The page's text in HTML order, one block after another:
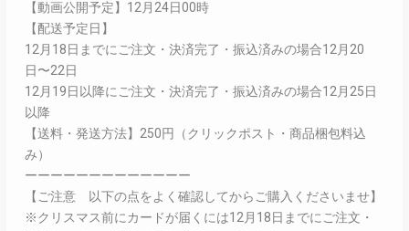
【動画公開予定】12月24日00時
【配送予定日】
12月18日までにご注文・決済完了・振込済みの場合12月20
日〜22日
12月19日以降にご注文・決済完了・振込済みの場合12月25日
以降
【送料・発送方法】250円（クリックポスト・商品梱包料込
み）
ーーーーーーーーーーーーー
【ご注意 以下の点をよく確認してからご購入くださいませ】
※クリスマス前にカードが届くには12月18日までにご注文・